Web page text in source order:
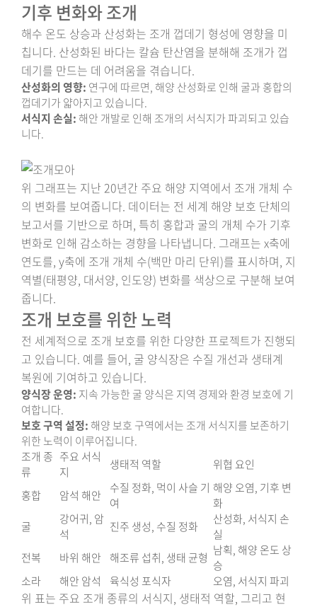
기후 변화와 조개
해수 온도 상승과 산성화는 조개 껍데기 형성에 영향을 미
칩니다. 산성화된 바다는 칼슘 탄산염을 분해해 조개가 껍
데기를 만드는 데 어려움을 겪습니다.
산성화의 영향: 연구에 따르면, 해양 산성화로 인해 굴과 홍합의
껍데기가 얇아지고 있습니다.
서식지 손실: 해안 개발로 인해 조개의 서식지가 파괴되고 있습
니다.
위 그래프는 지난 20년간 주요 해양 지역에서 조개 개체 수
의 변화를 보여줍니다. 데이터는 전 세계 해양 보호 단체의
보고서를 기반으로 하며, 특히 홍합과 굴의 개체 수가 기후
변화로 인해 감소하는 경향을 나타냅니다. 그래프는 x축에
연도를, y축에 조개 개체 수(백만 마리 단위)를 표시하며, 지
역별(태평양, 대서양, 인도양) 변화를 색상으로 구분해 보여
줍니다.
조개 보호를 위한 노력
전 세계적으로 조개 보호를 위한 다양한 프로젝트가 진행되
고 있습니다. 예를 들어, 굴 양식장은 수질 개선과 생태계
복원에 기여하고 있습니다.
양식장 운영: 지속 가능한 굴 양식은 지역 경제와 환경 보호에 기
여합니다.
보호 구역 설정: 해양 보호 구역에서는 조개 서식지를 보존하기
위한 노력이 이루어집니다.
조개 종
류
주요 서식
지
생태적 역할
위협 요인
홍합
암석 해안
수질 정화, 먹이 사슬 기
여
해양 오염, 기후 변
화
굴
강어귀, 암
석
진주 생성, 수질 정화
산성화, 서식지 손
실
전복
바위 해안 해조류 섭취, 생태 균형 남획, 해양 온도 상
승
소라
해안 암석 육식성 포식자 오염, 서식지 파괴
위 표는 주요 조개 종류의 서식지, 생태적 역할, 그리고 현